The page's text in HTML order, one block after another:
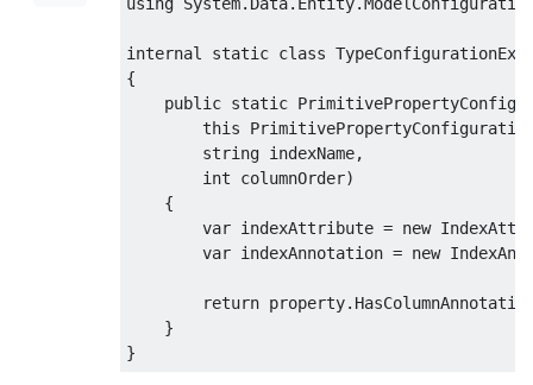
internal static class
{
public static
this
string indexName,
int columnOrder)
{
var indexAttribute = new
var indexAnnotation = new
return property.
}
}